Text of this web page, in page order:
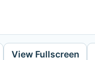
View Fullscreen